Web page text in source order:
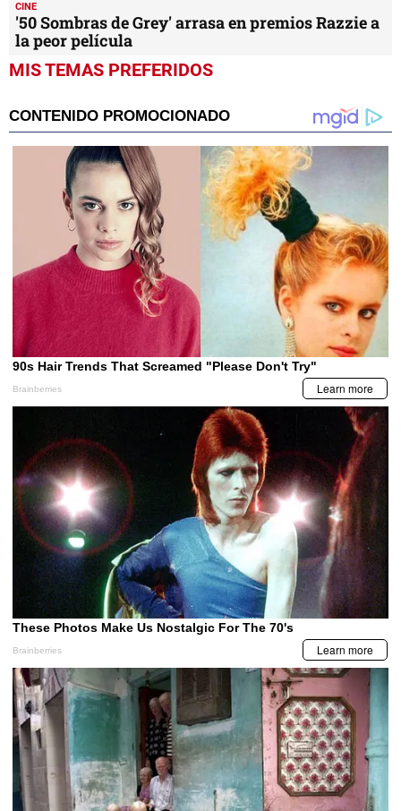
CINE
'50 Sombras de Grey' arrasa en premios Razzie a
la peor película
MIS TEMAS PREFERIDOS